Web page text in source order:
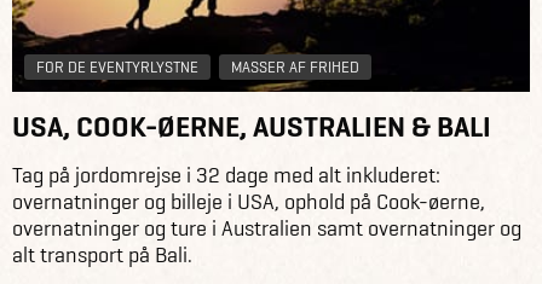
FOR DE EVENTYRLYSTNE MASSER AF FRIHED
USA, COOK-ØERNE, AUSTRALIEN & BALI
Tag på jordomrejse i 32 dage med alt inkluderet:
overnatninger og billeje i USA, ophold på Cook-øerne,
overnatninger og ture i Australien samt overnatninger og
alt transport på Bali.